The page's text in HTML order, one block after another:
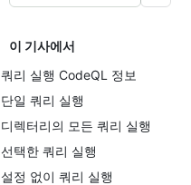
이 기사에서
쿼리 실행 CodeQL 정보
단일 쿼리 실행
디렉터리의 모든 쿼리 실행
선택한 쿼리 실행
설정 없이 쿼리 실행